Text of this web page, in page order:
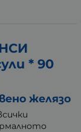
* 90
желязо